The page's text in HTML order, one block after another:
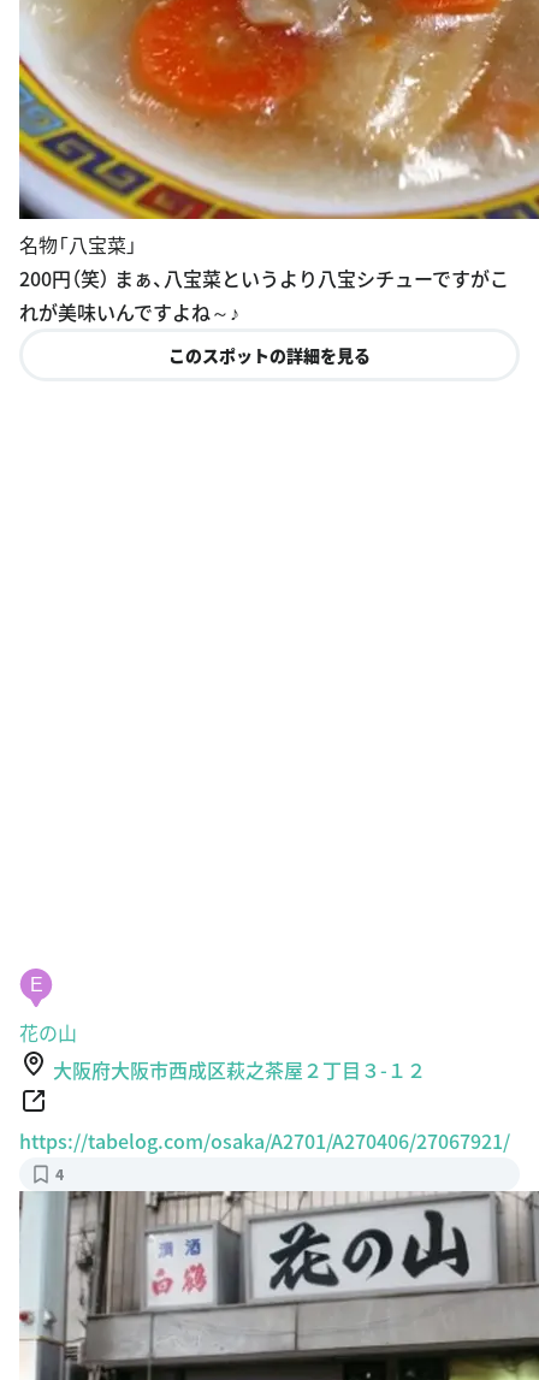
名物「八宝菜」
200円（笑） まぁ、八宝菜というより八宝シチューですがこ
れが美味いんですよね～♪
このスポットの詳細を見る
E
花の山
大阪府大阪市西成区萩之茶屋２丁目３-１２
https://tabelog.com/osaka/A2701/A270406/27067921/
4